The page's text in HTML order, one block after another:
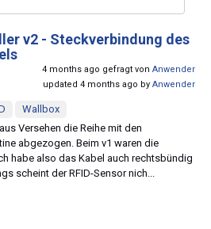
v2 - Steckverbindung des
4 months ago gefragt von Anwender
updated 4 months ago by Anwender
Wallbox
Versehen die Reihe mit den
abgezogen. Beim v1 waren die
habe also das Kabel auch rechtsbündig
scheint der RFID-Sensor nich...